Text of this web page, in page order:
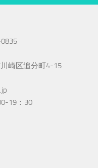
崎区追分町4-15
19：30